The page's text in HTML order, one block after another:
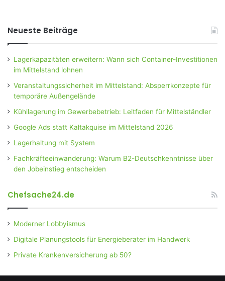
Neueste Beiträge
Lagerkapazitäten erweitern: Wann sich Container-Investitionen
im Mittelstand lohnen
Veranstaltungssicherheit im Mittelstand: Absperrkonzepte für
temporäre Außengelände
Kühllagerung im Gewerbebetrieb: Leitfaden für Mittelständler
Google Ads statt Kaltakquise im Mittelstand 2026
Lagerhaltung mit System
Fachkräfteeinwanderung: Warum B2-Deutschkenntnisse über
den Jobeinstieg entscheiden
Chefsache24.de
Moderner Lobbyismus
Digitale Planungstools für Energieberater im Handwerk
Private Krankenversicherung ab 50?